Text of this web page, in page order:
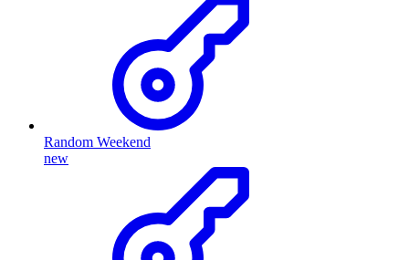
Random Weekend
new